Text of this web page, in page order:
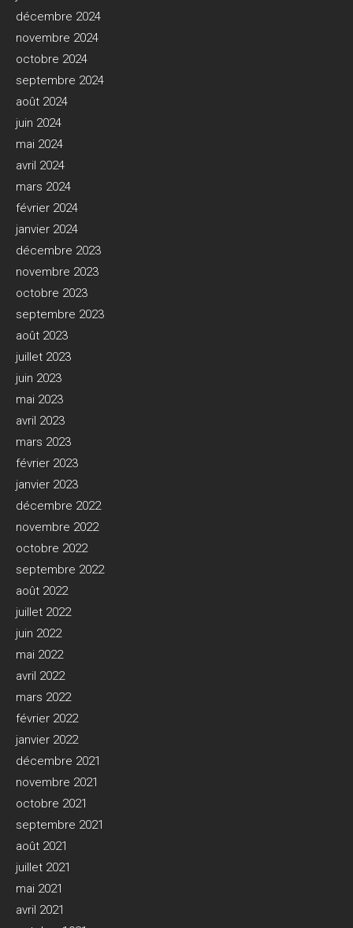
décembre 2024
novembre 2024
octobre 2024
septembre 2024
août 2024
juin 2024
mai 2024
avril 2024
mars 2024
février 2024
janvier 2024
décembre 2023
novembre 2023
octobre 2023
septembre 2023
août 2023
juillet 2023
juin 2023
mai 2023
avril 2023
mars 2023
février 2023
janvier 2023
décembre 2022
novembre 2022
octobre 2022
septembre 2022
août 2022
juillet 2022
juin 2022
mai 2022
avril 2022
mars 2022
février 2022
janvier 2022
décembre 2021
novembre 2021
octobre 2021
septembre 2021
août 2021
juillet 2021
mai 2021
avril 2021